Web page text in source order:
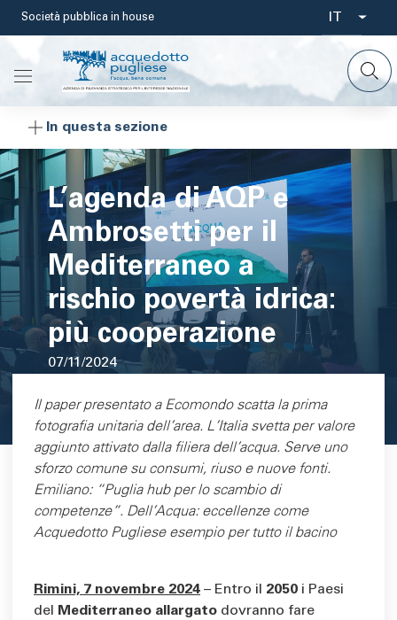
Salta
contenuto
principale
Società pubblica in house
Select
your
IT
In questa sezione
L’agenda di AQP e
Ambrosetti per il
Mediterraneo a
rischio povertà idrica:
più cooperazione
07/11/2024
Area di testo
Il paper presentato a Ecomondo scatta la prima
fotografia unitaria dell’area. L’Italia svetta per valore
aggiunto attivato dalla filiera dell’acqua. Serve uno
sforzo comune su consumi, riuso e nuove fonti.
Emiliano: “Puglia hub per lo scambio di
competenze”. Dell’Acqua: eccellenze come
Acquedotto Pugliese esempio per tutto il bacino
Rimini, 7 novembre 2024 – Entro il 2050 i Paesi
del
Mediterraneo allargato dovranno fare